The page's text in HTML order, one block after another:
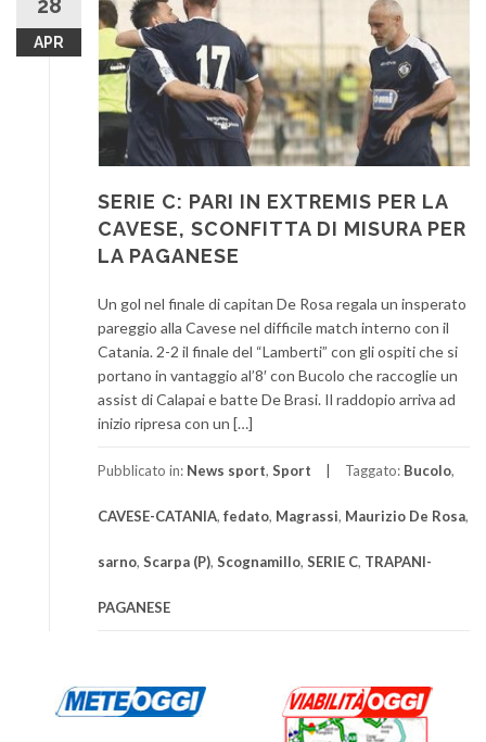
APR
SERIE C: PARI IN EXTREMIS PER LA
CAVESE, SCONFITTA DI MISURA PER
LA PAGANESE
Un gol nel finale di capitan De Rosa regala un insperato
pareggio alla Cavese nel difficile match interno con il
Catania. 2-2 il finale del “Lamberti” con gli ospiti che si
portano in vantaggio al’8′ con Bucolo che raccoglie un
assist di Calapai e batte De Brasi. Il raddopio arriva ad
inizio ripresa con un […]
Pubblicato in: News sport, Sport Taggato: Bucolo,
CAVESE-CATANIA, fedato, Magrassi, Maurizio De Rosa,
sarno, Scarpa (P), Scognamillo, SERIE C, TRAPANI-
PAGANESE